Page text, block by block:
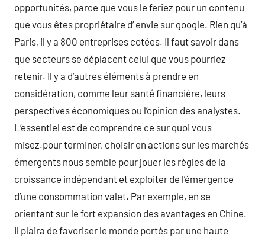
opportunités, parce que vous le feriez pour un contenu
que vous êtes propriétaire d’ envie sur google. Rien qu’à
Paris, il y a 800 entreprises cotées. Il faut savoir dans
que secteurs se déplacent celui que vous pourriez
retenir. Il y a d’autres éléments à prendre en
considération, comme leur santé financière, leurs
perspectives économiques ou l’opinion des analystes.
L’essentiel est de comprendre ce sur quoi vous
misez.pour terminer, choisir en actions sur les marchés
émergents nous semble pour jouer les règles de la
croissance indépendant et exploiter de l’émergence
d’une consommation valet. Par exemple, en se
orientant sur le fort expansion des avantages en Chine.
Il plaira de favoriser le monde portés par une haute